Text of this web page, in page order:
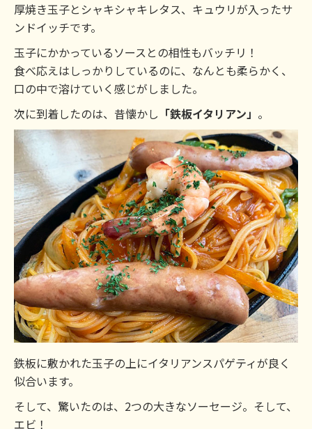
厚焼き玉子とシャキシャキレタス、キュウリが入ったサ
ンドイッチです。
玉子にかかっているソースとの相性もバッチリ！
食べ応えはしっかりしているのに、なんとも柔らかく、
口の中で溶けていく感じがしました。
次に到着したのは、昔懐かし 「鉄板イタリアン」 。
鉄板に敷かれた玉子の上にイタリアンスパゲティが良く
似合います。
そして、驚いたのは、2つの大きなソーセージ。そして、
エビ！